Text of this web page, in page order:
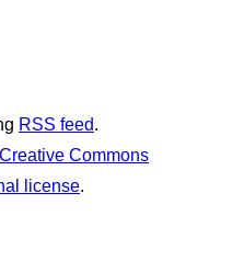
RSS feed.
Creative Commons
license.